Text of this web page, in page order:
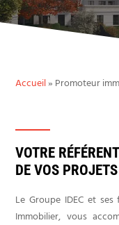
Accueil» Promoteur
VOTRE
DE VOS
Le Groupe IDEC et
Immobilier, vous